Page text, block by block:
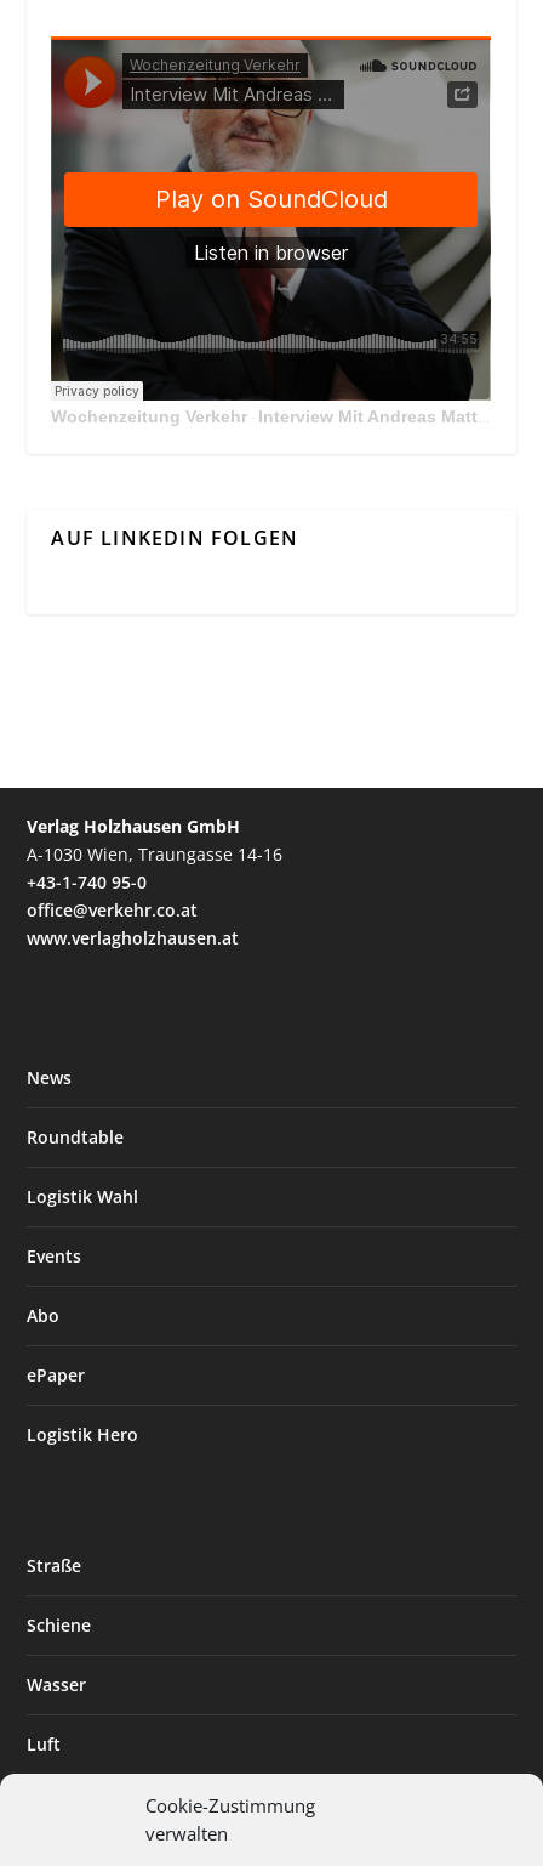
Cookie-Zustimmung
verwalten
Wochenzeitung Verkehr · Interview Mit Andreas Matthä, CEO der ÖBB Holding
AUF LINKEDIN FOLGEN
Verlag Holzhausen GmbH
A-1030 Wien, Traungasse 14-16
+43-1-740 95-0
office@verkehr.co.at
www.verlagholzhausen.at
News
Roundtable
Logistik Wahl
Events
Abo
ePaper
Logistik Hero
Straße
Schiene
Wasser
Luft